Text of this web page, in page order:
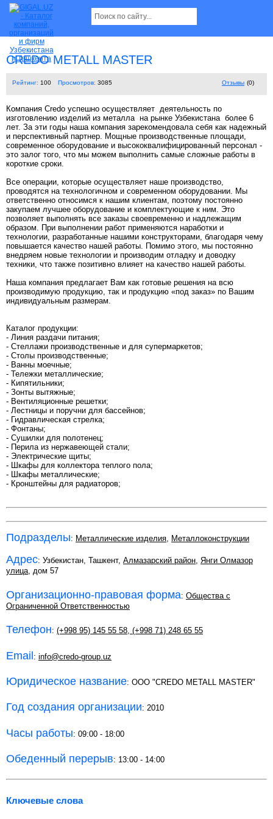
CREDO METALL MASTER
Рейтинг: 100 Просмотров: 3085 Отзывы (0)
Компания Credo успешно осуществляет деятельность по
изготовлению изделий из металла на рынке Узбекистана более 6
лет. За эти годы наша компания зарекомендовала себя как надежный
и перспективный партнер. Мощные производственные площади,
современное оборудование и высококвалифицированный персонал -
это залог того, что мы можем выполнить самые сложные работы в
короткие сроки.
Все операции, которые осуществляет наше производство,
проводятся на технологичном и современном оборудовании. Мы
ответственно относимся к нашим клиентам, поэтому постоянно
закупаем лучшее оборудование и комплектующие к ним. Это
позволяет выполнять все заказы своевременно и надлежащим
образом. При выполнении работ применяются наработки и
технологии, разработанные нашими конструкторами, благодаря чему
повышается качество нашей работы. Помимо этого, мы постоянно
внедряем новые технологии и производим отладку и доводку
техники, что также позитивно влияет на качество нашей работы.
Наша компания предлагает Вам как готовые решения на всю
производимую продукцию, так и продукцию «под заказ» по Вашим
индивидуальным размерам.
Каталог продукции:
- Линия раздачи питания;
- Стеллажи производственные и для супермаркетов;
- Столы производственные;
- Ванны моечные;
- Тележки металлические;
- Кипятильники;
- Зонты вытяжные;
- Вентиляционные решетки;
- Лестницы и поручни для бассейнов;
- Гидравлическая стрелка;
- Фонтаны;
- Сушилки для полотенец;
- Перила из нержавеющей стали;
- Электрические щиты;
- Шкафы для коллектора теплого пола;
- Шкафы металлические;
- Кронштейны для радиаторов;
Подразделы: Металлические изделия, Металлоконструкции
Адрес: Узбекистан, Ташкент, Алмазарский район, Янги Олмазор
улица, дом 57
Организационно-правовая форма: Общества с
Ограниченной Ответственностью
Телефон: (+998 95) 145 55 58, (+998 71) 248 65 55
Email: info@credo-group.uz
Юридическое название: OOO "CREDO METALL MASTER"
Год создания организации: 2010
Часы работы: 09:00 - 18:00
Обеденный перерыв: 13:00 - 14:00
Ключевые слова